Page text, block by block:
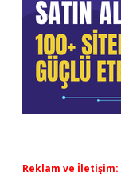
Reklam ve İletişim: